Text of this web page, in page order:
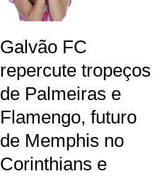
Galvão FC
repercute tropeços
de Palmeiras e
Flamengo, futuro
de Memphis no
Corinthians e